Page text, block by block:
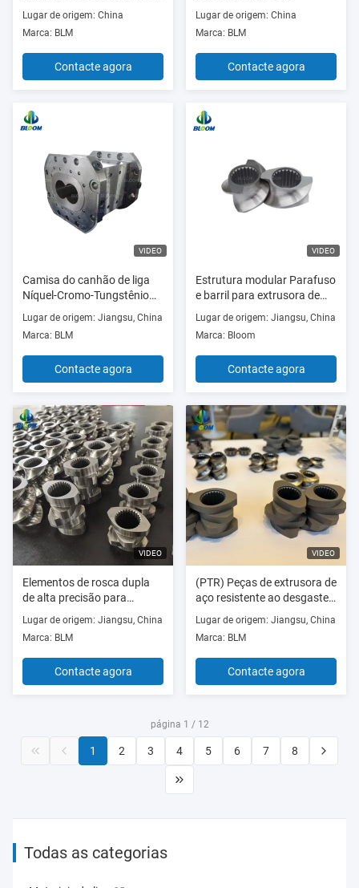
Resistentes ao Desgaste e à
Corrosão, para Peças de
Extrusoras de Rosca Dupla
com Alta Capacidade de
Torque
Lugar de origem: China
Marca: BLM
Contacte agora
resistentes ao desgaste e à
corrosão com
especificações
personalizadas e
capacidade de binário
elevada
Lugar de origem: China
Marca: BLM
Contacte agora
VIDEO
Camisa do canhão de liga
Níquel-Cromo-Tungstênio
com alta dureza e liga
personalizada para
elementos de rosca dupla
Lugar de origem: Jiangsu, China
Marca: BLM
Contacte agora
VIDEO
Estrutura modular Parafuso
e barril para extrusora de
parafuso duplo de plástico
com especificação de 15,6-
250 mm e material
W6Mo5Cr4V2
Lugar de origem: Jiangsu, China
Marca: Bloom
Contacte agora
VIDEO
Elementos de rosca dupla
de alta precisão para
mistura de polímeros na
indústria de plásticos
Extrusoras de rosca dupla
paralelas
Lugar de origem: Jiangsu, China
Marca: BLM
Contacte agora
VIDEO
(PTR) Peças de extrusora de
aço resistente ao desgaste
de grão ultra fino W6
Elemento de rosca de
extrusora de rosca dupla
Barril e eixo
Lugar de origem: Jiangsu, China
Marca: BLM
Contacte agora
página 1 / 12
1 2 3 4 5 6 7 8
Todas as categorias